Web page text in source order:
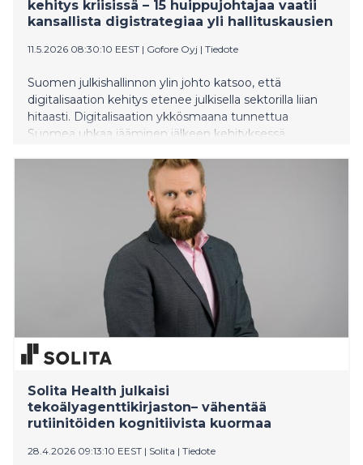
kehitys kriisissä – 15 huippujohtajaa vaatii
kansallista digistrategiaa yli hallituskausien
11.5.2026 08:30:10 EEST | Gofore Oyj | Tiedote
Suomen julkishallinnon ylin johto katsoo, että
digitalisaation kehitys etenee julkisella sektorilla liian
hitaasti. Digitalisaation ykkösmaana tunnettua
Suomea uhkaa jääminen jälkeen kehityksessä.
käyttöönotto takkuaa ja samat kysymykset
ratkaistaan kymmenellä eri tavalla tai jätetään
ratkaisematta. Suomeen tarvitaan kansallinen ja
poikkihallinnollinen toimitusyksikkö, jolla on mandaatti
toteuttaa digihankkeita organisaatiorajojen ja
hallituskausien yli. Tiedot käyvät ilmi Goforen
teettämästä tutkimuksesta, jossa syvähaastateltiin 15
julkishallinnon eturivin johtajaa.
Solita Health julkaisi
tekoälyagenttikirjaston– vähentää
rutiinitöiden kognitiivista kuormaa
28.4.2026 09:13:10 EEST | Solita | Tiedote